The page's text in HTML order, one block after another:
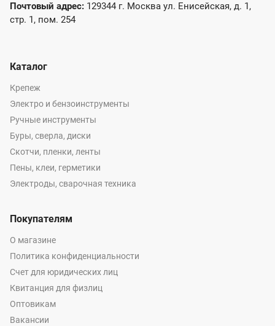
Почтовый адрес: 129344 г. Москва ул. Енисейская, д. 1,
стр. 1, пом. 254
Каталог
Крепеж
Электро и бензоинструменты
Ручные инструменты
Буры, сверла, диски
Скотчи, пленки, ленты
Пены, клеи, герметики
Электроды, сварочная техника
Покупателям
О магазине
Политика конфиденциальности
Счет для юридических лиц
Квитанция для физлиц
Оптовикам
Вакансии